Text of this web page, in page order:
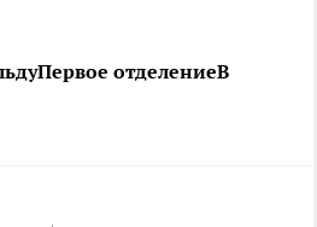
Первое отделениеВ